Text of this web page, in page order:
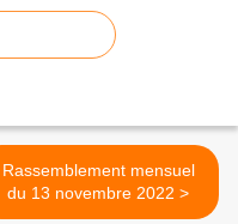
Rassemblement mensuel
du 13 novembre 2022 >